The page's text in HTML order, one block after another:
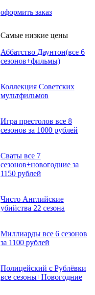
оформить заказ
Самые низкие цены
Аббатство Даунтон(все 6
сезонов+фильмы)
Коллекция Советских
мультфильмов
Игра престолов все 8
сезонов за 1000 рублей
Сваты все 7
сезонов+новогодние за
1150 рублей
Чисто Английские
убийства 22 сезона
Миллиарды все 6 сезонов
за 1100 рублей
Полицейский с Рублёвки
все сезоны+Новогодние